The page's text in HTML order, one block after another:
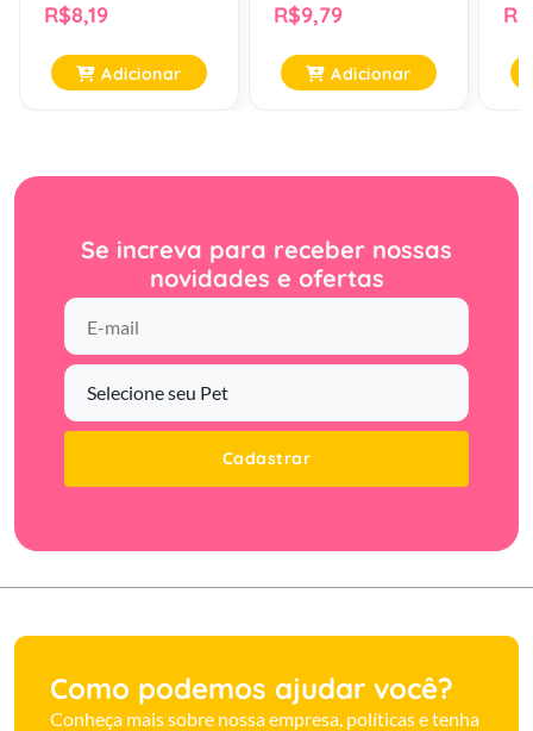
R$8,19
Adicionar
R$9,79
Adicionar
Se increva para receber nossas
novidades e ofertas
Cadastrar
Como podemos ajudar você?
Conheça mais sobre nossa empresa, políticas e tenha